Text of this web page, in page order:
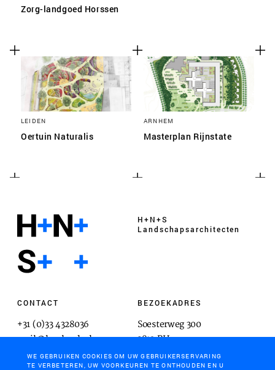
Zorg-landgoed Horssen
LEIDEN
Oertuin Naturalis
ARNHEM
Masterplan Rijnstate
H+N+S
Landschaps­architecten
CONTACT
+31 (0)33 4328036
mail@hnsland.nl
BEZOEKADRES
Soesterweg 300
3812 BH
Amersfoort
WE GEBRUIKEN COOKIES OM UW GEBRUIKERSERVARING
TE VERBETEREN, UW VOORKEUREN TE ONTHOUDEN EN U